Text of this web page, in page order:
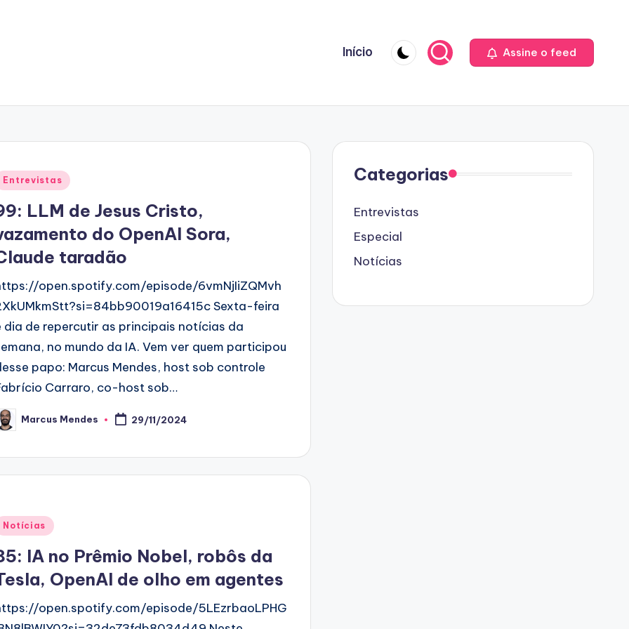
Início Assine o feed
Entrevistas
LLM de Jesus Cristo,
do OpenAI Sora,
taradão
open.spotify.com/episode/6vmNjIiZQMvh
Sexta-feira
dia de repercutir as principais notícias da
no mundo da IA. Vem ver quem participou
papo: Marcus Mendes, host sob controle
Carraro, co-host sob…
PostedMarcus Mendes 29/11/2024
Notícias
IA no Prêmio Nobel, robôs da
OpenAI de olho em agentes
open.spotify.com/episode/5LEzrbaoLPHG
Categorias
Entrevistas
Especial
Notícias